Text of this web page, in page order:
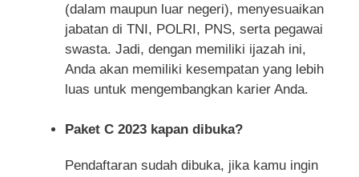
(dalam maupun luar negeri), menyesuaikan
jabatan di TNI, POLRI, PNS, serta pegawai
swasta. Jadi, dengan memiliki ijazah ini,
Anda akan memiliki kesempatan yang lebih
luas untuk mengembangkan karier Anda.
Paket C 2023 kapan dibuka?
Pendaftaran sudah dibuka, jika kamu ingin